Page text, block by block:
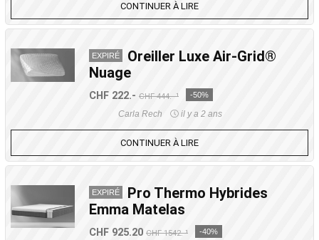
CONTINUER À LIRE
EXPIRÉ
Oreiller Luxe Air-Grid®
Nuage
CHF 222.- CHF 444.- ¹ -50%
Carla Rech il y a 2 ans
CONTINUER À LIRE
EXPIRÉ
Pro Thermo Hybrides
Emma Matelas
CHF 925.20 CHF 1542.-¹ -40%